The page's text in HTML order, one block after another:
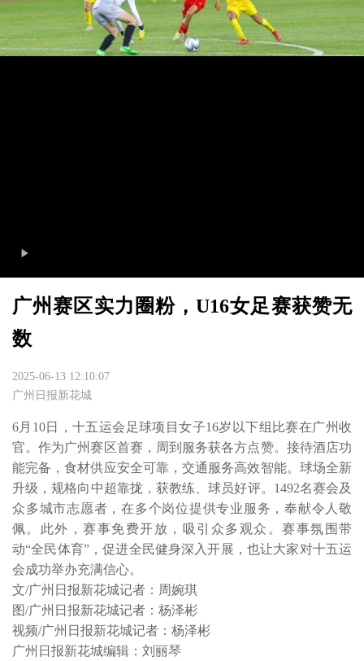
广州赛区实力圈粉，U16女足赛获赞无
数
2025-06-13 12:10:07
广州日报新花城
6月10日，十五运会足球项目女子16岁以下组比赛在广州收
官。作为广州赛区首赛，周到服务获各方点赞。接待酒店功
能完备，食材供应安全可靠，交通服务高效智能。球场全新
升级，规格向中超靠拢，获教练、球员好评。1492名赛会及
众多城市志愿者，在多个岗位提供专业服务，奉献令人敬
佩。此外，赛事免费开放，吸引众多观众。赛事氛围带
动“全民体育”，促进全民健身深入开展，也让大家对十五运
会成功举办充满信心。
文/广州日报新花城记者：周婉琪
图/广州日报新花城记者：杨泽彬
视频/广州日报新花城记者：杨泽彬
广州日报新花城编辑：刘丽琴